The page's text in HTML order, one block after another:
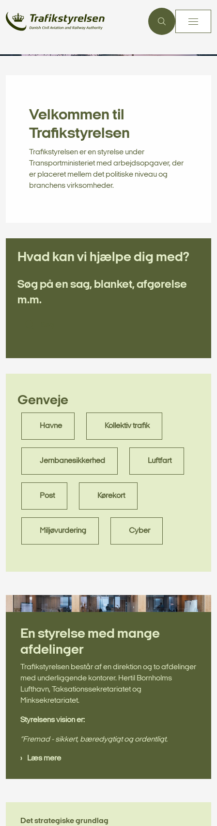
Velkommen til
Trafikstyrelsen
Trafikstyrelsen er en styrelse under
Transportministeriet med arbejdsopgaver, der
er placeret mellem det politiske niveau og
branchens virksomheder.
Hvad kan vi hjælpe dig med?
Søg på en sag, blanket, afgørelse
m.m.
Genveje
Havne Kollektiv trafik
Jernbanesikkerhed Luftfart
Post Kørekort
Miljøvurdering Cyber
En styrelse med mange
afdelinger
Trafikstyrelsen består af en direktion og to afdelinger
med underliggende kontorer. Hertil Bornholms
Lufthavn, Taksationssekretariatet og
Minksekretariatet.
Styrelsens vision er:
“Fremad - sikkert, bæredygtigt og ordentligt.
Læs mere
Det strategiske grundlag